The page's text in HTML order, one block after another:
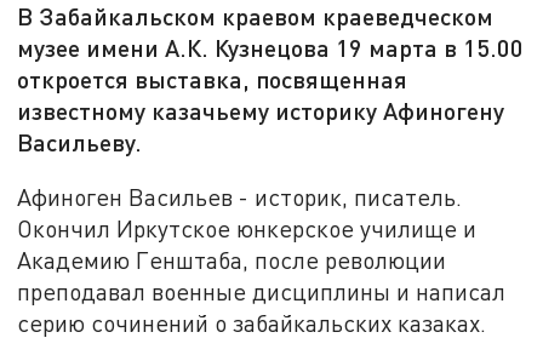
В Забайкальском краевом краеведческом
музее имени А.К. Кузнецова 19 марта в 15.00
откроется выставка, посвященная
известному казачьему историку Афиногену
Васильеву.
Афиноген Васильев - историк, писатель.
Окончил Иркутское юнкерское училище и
Академию Генштаба, после революции
преподавал военные дисциплины и написал
серию сочинений о забайкальских казаках.